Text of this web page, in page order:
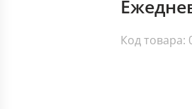
Код товара: